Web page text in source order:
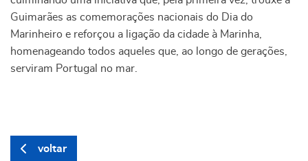
Guimarães as comemorações nacionais do Dia do
Marinheiro e reforçou a ligação da cidade à Marinha,
homenageando todos aqueles que, ao longo de gerações,
serviram Portugal no mar.
voltar